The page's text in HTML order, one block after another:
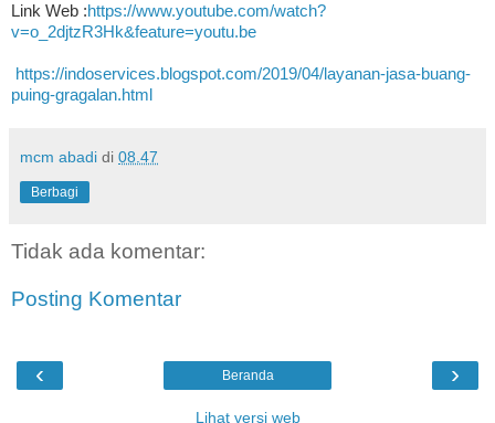
Link Web :https://www.youtube.com/watch?
v=o_2djtzR3Hk&feature=youtu.be
https://indoservices.blogspot.com/2019/04/layanan-jasa-buang-
puing-gragalan.html
mcm abadi di 08.47
Berbagi
Tidak ada komentar:
Posting Komentar
‹ ›
Beranda
Lihat versi web